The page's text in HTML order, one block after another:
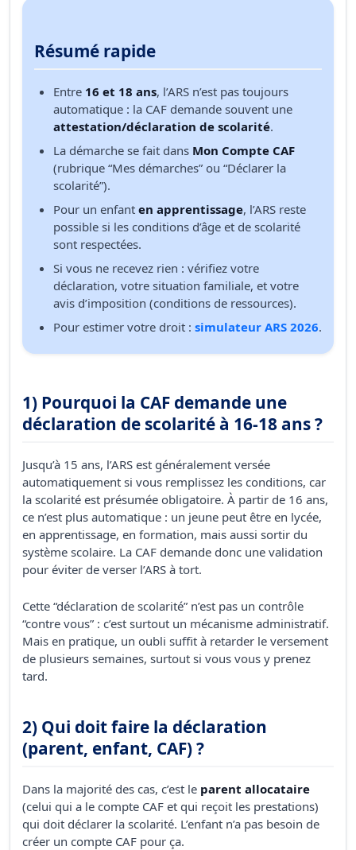
Résumé rapide
Entre 16 et 18 ans, l’ARS n’est pas toujours
automatique : la CAF demande souvent une
attestation/déclaration de scolarité.
La démarche se fait dans Mon Compte CAF
(rubrique “Mes démarches” ou “Déclarer la
scolarité”).
Pour un enfant en apprentissage, l’ARS reste
possible si les conditions d’âge et de scolarité
sont respectées.
Si vous ne recevez rien : vérifiez votre
déclaration, votre situation familiale, et votre
avis d’imposition (conditions de ressources).
Pour estimer votre droit : simulateur ARS 2026.
1) Pourquoi la CAF demande une
déclaration de scolarité à 16-18 ans ?
Jusqu’à 15 ans, l’ARS est généralement versée
automatiquement si vous remplissez les conditions, car
la scolarité est présumée obligatoire. À partir de 16 ans,
ce n’est plus automatique : un jeune peut être en lycée,
en apprentissage, en formation, mais aussi sortir du
système scolaire. La CAF demande donc une validation
pour éviter de verser l’ARS à tort.
Cette “déclaration de scolarité” n’est pas un contrôle
“contre vous” : c’est surtout un mécanisme administratif.
Mais en pratique, un oubli suffit à retarder le versement
de plusieurs semaines, surtout si vous vous y prenez
tard.
2) Qui doit faire la déclaration
(parent, enfant, CAF) ?
Dans la majorité des cas, c’est le parent allocataire
(celui qui a le compte CAF et qui reçoit les prestations)
qui doit déclarer la scolarité. L’enfant n’a pas besoin de
créer un compte CAF pour ça.